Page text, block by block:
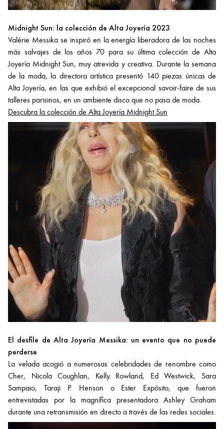
Midnight Sun: la colección de Alta Joyería 2023
Valérie Messika se inspiró en la energía liberadora de las noches
más salvajes de los años 70 para su última colección de Alta
Joyería Midnight Sun, muy atrevida y creativa. Durante la semana
de la moda, la directora artística presentó 140 piezas únicas de
Alta Joyería, en las que exhibió el excepcional savoir-faire de sus
talleres parisinos, en un ambiente disco que no pasa de moda.
Descubra la colección de Alta Joyería Midnight Sun
El desfile de Alta Joyería Messika: un evento que no puede
perderse
La velada acogió a numerosas celebridades de renombre como
Cher, Nicola Coughlan, Kelly Rowland, Ed Westwick, Sara
Sampaio, Taraji P. Henson o Ester Expósito, que fueron
entrevistadas por la magnífica presentadora Ashley Graham
durante una retransmisión en directo a través de las redes sociales.